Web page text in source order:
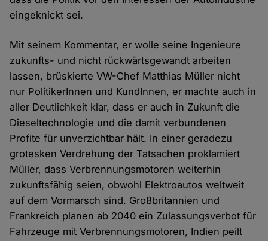
eingeknickt sei.
Mit seinem Kommentar, er wolle seine Ingenieure
zukunfts- und nicht rückwärtsgewandt arbeiten
lassen, brüskierte VW-Chef Matthias Müller nicht
nur PolitikerInnen und KundInnen, er machte auch in
aller Deutlichkeit klar, dass er auch in Zukunft die
Dieseltechnologie und die damit verbundenen
Profite für unverzichtbar hält. In einer geradezu
grotesken Verdrehung der Tatsachen proklamiert
Müller, dass Verbrennungsmotoren weiterhin
zukunftsfähig seien, obwohl Elektroautos weltweit
auf dem Vormarsch sind. Großbritannien und
Frankreich planen ab 2040 ein Zulassungsverbot für
Fahrzeuge mit Verbrennungsmotoren, Indien peilt